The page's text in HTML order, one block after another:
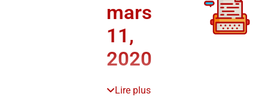
mars
11,
2020
Lire plus